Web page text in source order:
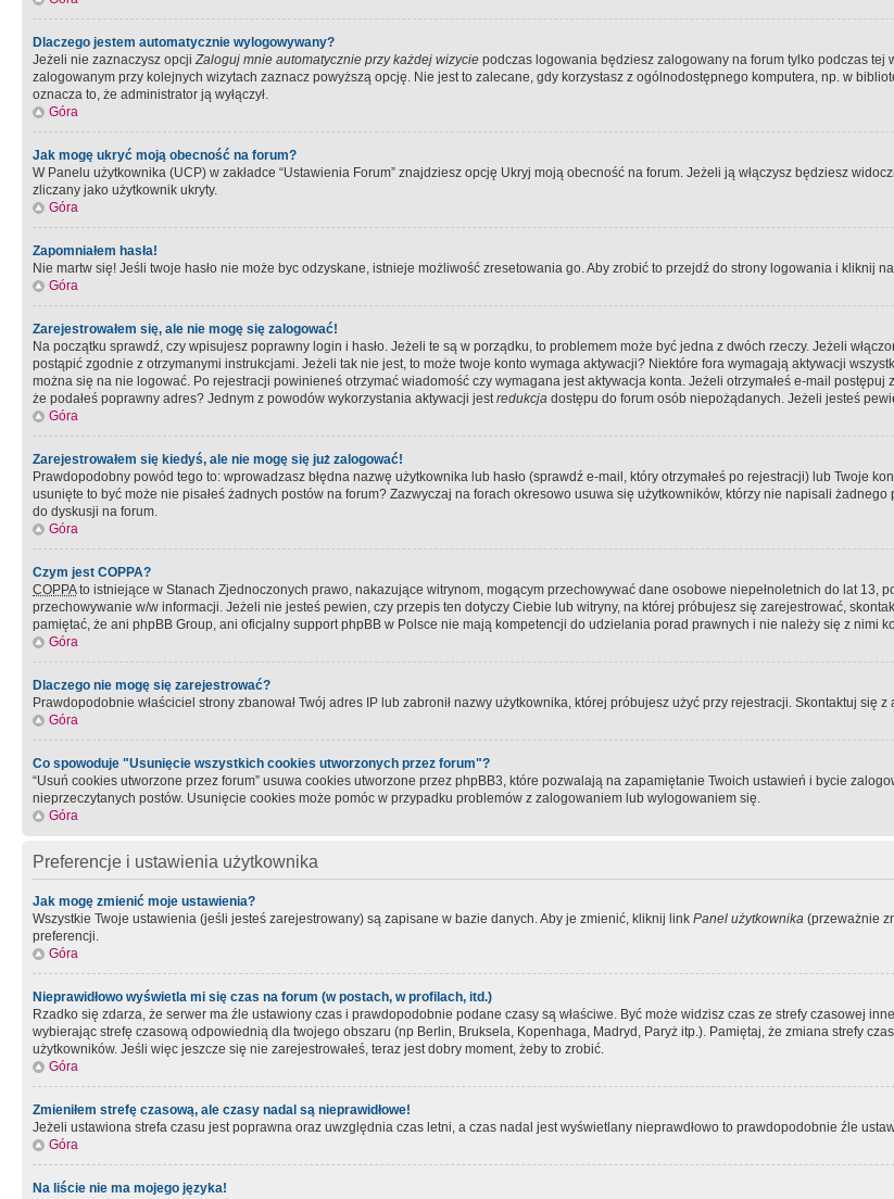
Dlaczego jestem automatycznie wylogowywany?
Jeżeli nie zaznaczysz opcjiZaloguj mnie automatycznie przy każdej wizycie podczas logowania będziesz zalogowany na forum tylko podczas
zalogowanym przy kolejnych wizytach zaznacz powyższą opcję. Nie jest to zalecane, gdy korzystasz z ogólnodostępnego komputera, np. w
oznacza to, że administrator ją wyłączył.
Góra
Jak mogę ukryć moją obecność na forum?
W Panelu użytkownika (UCP) w zakładce “Ustawienia Forum” znajdziesz opcję Ukryj moją obecność na forum. Jeżeli ją włączysz będziesz
zliczany jako użytkownik ukryty.
Góra
Zapomniałem hasła!
Nie martw się! Jeśli twoje hasło nie może byc odzyskane, istnieje możliwość zresetowania go. Aby zrobić to przejdź do strony logowania i kliknij
Góra
Zarejestrowałem się, ale nie mogę się zalogować!
Na początku sprawdź, czy wpisujesz poprawny login i hasło. Jeżeli te są w porządku, to problemem może być jedna z dwóch rzeczy. Jeżeli
postąpić zgodnie z otrzymanymi instrukcjami. Jeżeli tak nie jest, to może twoje konto wymaga aktywacji? Niektóre fora wymagają aktywacji
można się na nie logować. Po rejestracji powinieneś otrzymać wiadomość czy wymagana jest aktywacja konta. Jeżeli otrzymałeś e-mail
że podałeś poprawny adres? Jednym z powodów wykorzystania aktywacji jestredukcja dostępu do forum osób niepożądanych. Jeżeli jesteś
Góra
Zarejestrowałem się kiedyś, ale nie mogę się już zalogować!
Prawdopodobny powód tego to: wprowadzasz błędna nazwę użytkownika lub hasło (sprawdź e-mail, który otrzymałeś po rejestracji) lub Twoje
usunięte to być może nie pisałeś żadnych postów na forum? Zazwyczaj na forach okresowo usuwa się użytkowników, którzy nie napisali
do dyskusji na forum.
Góra
Czym jest COPPA?
COPPAto istniejące w Stanach Zjednoczonych prawo, nakazujące witrynom, mogącym przechowywać dane osobowe niepełnoletnich do lat
przechowywanie w/w informacji. Jeżeli nie jesteś pewien, czy przepis ten dotyczy Ciebie lub witryny, na której próbujesz się zarejestrować,
pamiętać, że ani phpBB Group, ani oficjalny support phpBB w Polsce nie mają kompetencji do udzielania porad prawnych i nie należy się z nimi
Góra
Dlaczego nie mogę się zarejestrować?
Prawdopodobnie właściciel strony zbanował Twój adres IP lub zabronił nazwy użytkownika, której próbujesz użyć przy rejestracji. Skontaktuj się
Góra
Co spowoduje "Usunięcie wszystkich cookies utworzonych przez forum"?
“Usuń cookies utworzone przez forum” usuwa cookies utworzone przez phpBB3, które pozwalają na zapamiętanie Twoich ustawień i bycie
nieprzeczytanych postów. Usunięcie cookies może pomóc w przypadku problemów z zalogowaniem lub wylogowaniem się.
Góra
Preferencje i ustawienia użytkownika
Jak mogę zmienić moje ustawienia?
Wszystkie Twoje ustawienia (jeśli jesteś zarejestrowany) są zapisane w bazie danych. Aby je zmienić, kliknij link Panel użytkownika (przeważnie
preferencji.
Góra
Nieprawidłowo wyświetla mi się czas na forum (w postach, w profilach, itd.)
Rzadko się zdarza, że serwer ma źle ustawiony czas i prawdopodobnie podane czasy są właściwe. Być może widzisz czas ze strefy czasowej
wybierając strefę czasową odpowiednią dla twojego obszaru (np Berlin, Bruksela, Kopenhaga, Madryd, Paryż itp.). Pamiętaj, że zmiana strefy
użytkowników. Jeśli więc jeszcze się nie zarejestrowałeś, teraz jest dobry moment, żeby to zrobić.
Góra
Zmieniłem strefę czasową, ale czasy nadal są nieprawidłowe!
Jeżeli ustawiona strefa czasu jest poprawna oraz uwzględnia czas letni, a czas nadal jest wyświetlany nieprawdłowo to prawdopodobnie źle
Góra
Na liście nie ma mojego języka!